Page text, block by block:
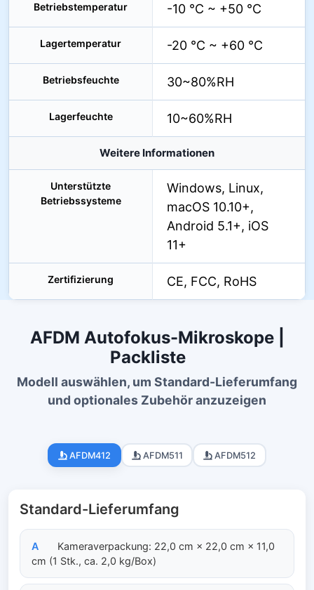
Betriebstemperatur -10 °C ~ +50 °C
Lagertemperatur -20 °C ~ +60 °C
Betriebsfeuchte 30~80%RH
Lagerfeuchte 10~60%RH
Weitere Informationen
Unterstützte
Betriebssysteme
Windows, Linux,
macOS 10.10+,
Android 5.1+, iOS
11+
Zertifizierung CE, FCC, RoHS
AFDM Autofokus-Mikroskope |
Packliste
Modell auswählen, um Standard-Lieferumfang
und optionales Zubehör anzuzeigen
AFDM412 AFDM511 AFDM512
Standard-Lieferumfang
A
Kameraverpackung: 22,0 cm × 22,0 cm × 11,0
cm (1 Stk., ca. 2,0 kg/Box)